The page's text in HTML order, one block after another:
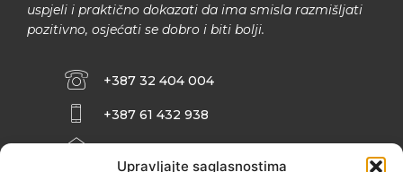
Upravljajte saglasnostima
uspjeli i praktično dokazati da ima smisla razmišljati
pozitivno, osjećati se dobro i biti bolji.
+387 32 404 004
+387 61 432 938
INFO@ZENIT.BA